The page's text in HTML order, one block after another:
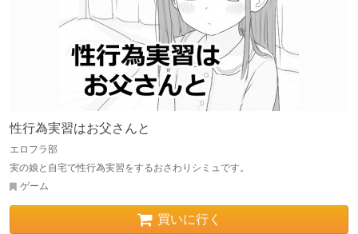
性行為実習はお父さんと
エロフラ部
実の娘と自宅で性行為実習をするおさわりシミュです。
ゲーム
買いに行く